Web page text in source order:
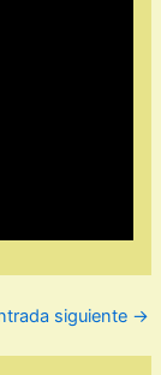
siguiente →